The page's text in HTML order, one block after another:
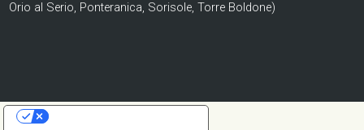
Orio al Serio, Ponteranica, Sorisole, Torre Boldone)
LE TUE PREFERENZE RELATIVE ALLA PRIVACY